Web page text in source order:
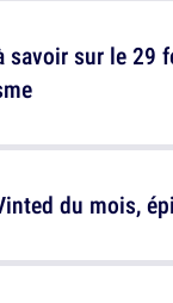
du mois,
savoir sur le 29